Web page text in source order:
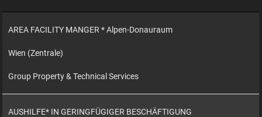
AREA FACILITY MANGER * Alpen-Donauraum
Wien (Zentrale)
Group Property & Technical Services
AUSHILFE* IN GERINGFÜGIGER BESCHÄFTIGUNG